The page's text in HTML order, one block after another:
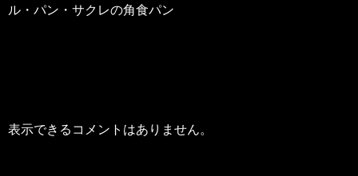
ル・パン・サクレの角食パン
表示できるコメントはありません。